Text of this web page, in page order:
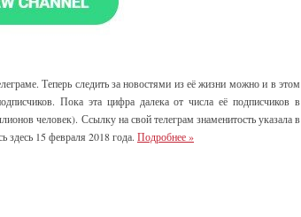
Теперь следить за новостями из её жизни можно и в этом
Пока эта цифра далека от числа её подписчиков в
человек). Ссылку на свой телеграм знаменитость указала в
здесь 15 февраля 2018 года. Подробнее»